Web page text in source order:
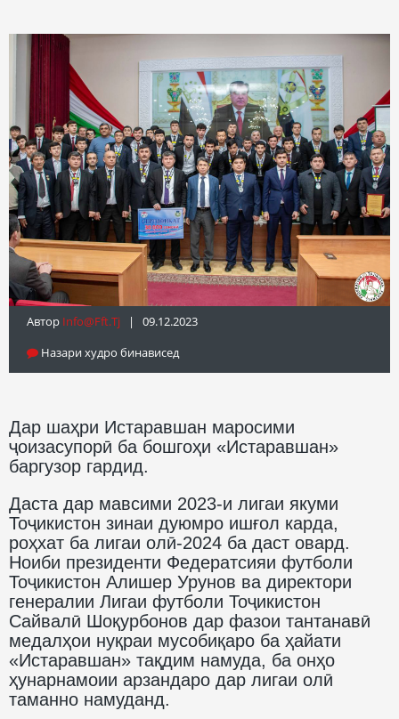
Автор Info@fft.tj | 09.12.2023
Назари худро бинависед
Дар шаҳри Истаравшан маросими
ҷоизасупорӣ ба бошгоҳи «Истаравшан»
баргузор гардид.
Даста дар мавсими 2023-и лигаи якуми
Тоҷикистон зинаи дуюмро ишғол карда,
роҳхат ба лигаи олӣ-2024 ба даст овард.
Ноиби президенти Федератсияи футболи
Тоҷикистон Алишер Урунов ва директори
генералии Лигаи футболи Тоҷикистон
Сайвалӣ Шоқурбонов дар фазои тантанавӣ
медалҳои нуқраи мусобиқаро ба ҳайати
«Истаравшан» тақдим намуда, ба онҳо
ҳунарнамоии арзандаро дар лигаи олӣ
таманно намуданд.